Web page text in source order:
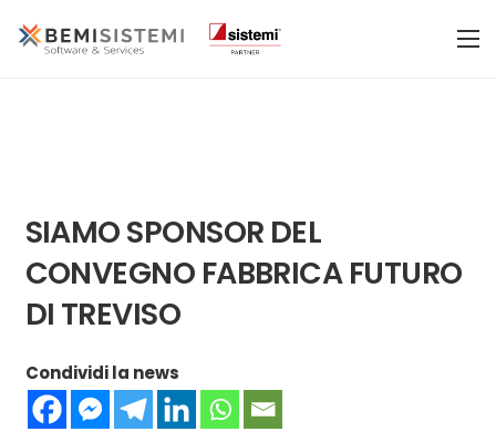
SIAMO SPONSOR DEL
CONVEGNO FABBRICA FUTURO
DI TREVISO
Condividi la news